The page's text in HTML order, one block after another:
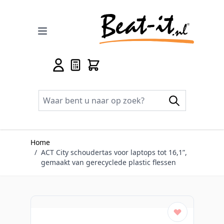
Home
/ ACT City schoudertas voor laptops tot 16,1”,
gemaakt van gerecyclede plastic flessen